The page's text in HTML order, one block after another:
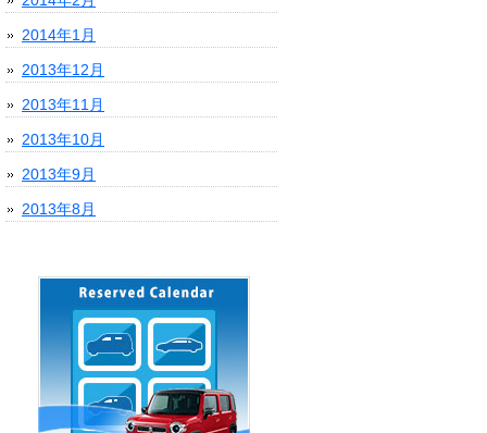
2014年1月
2013年12月
2013年11月
2013年10月
2013年9月
2013年8月